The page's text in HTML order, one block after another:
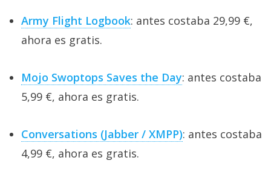
Army Flight Logbook: antes costaba 29,99 €,
ahora es gratis.
Mojo Swoptops Saves the Day: antes costaba
5,99 €, ahora es gratis.
Conversations (Jabber / XMPP): antes costaba
4,99 €, ahora es gratis.